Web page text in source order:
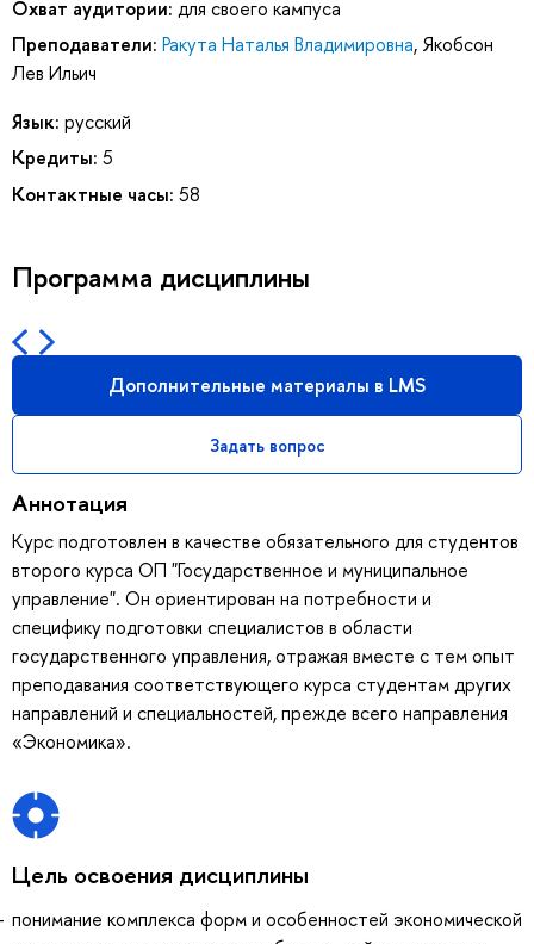
Охват аудитории: для своего кампуса
Преподаватели: Ракута Наталья Владимировна, Якобсон
Лев Ильич
Язык: русский
Кредиты: 5
Контактные часы: 58
Программа дисциплины
Дополнительные материалы в LMS
Задать вопрос
Аннотация
Курс подготовлен в качестве обязательного для студентов
второго курса ОП "Государственное и муниципальное
управление". Он ориентирован на потребности и
специфику подготовки специалистов в области
государственного управления, отражая вместе с тем опыт
преподавания соответствующего курса студентам других
направлений и специальностей, прежде всего направления
«Экономика».
Цель освоения дисциплины
понимание комплекса форм и особенностей экономической